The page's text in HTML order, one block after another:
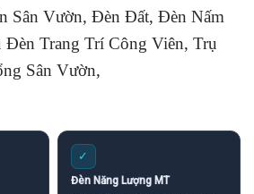
Sân Vườn, Đèn Đất, Đèn Nấm
Trang Trí Công Viên, Trụ
Sân Vườn,
✓
Đèn Năng Lượng MT